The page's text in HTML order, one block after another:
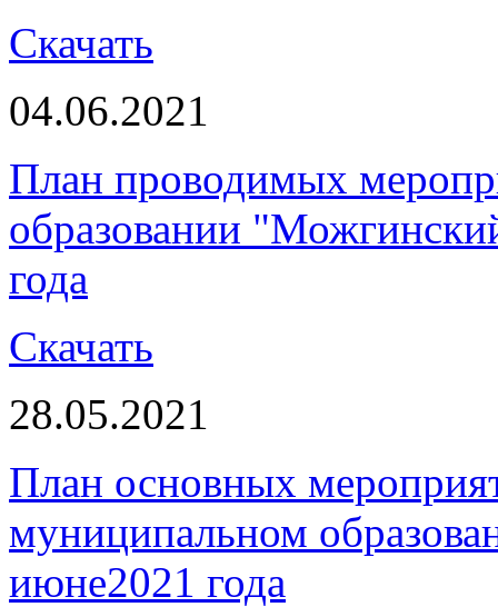
Скачать
04.06.2021
План проводимых
образовании
года
Скачать
28.05.2021
План основных
муниципальном
июне2021 года